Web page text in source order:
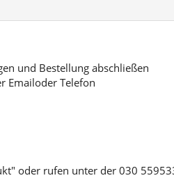
und Bestellung abschließen
Emailoder Telefon
oder rufen unter der 030